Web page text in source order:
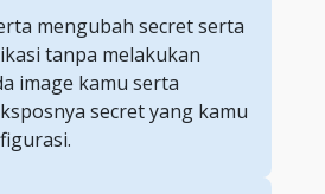
mengubah secret serta
tanpa melakukan
image kamu serta
secret yang kamu